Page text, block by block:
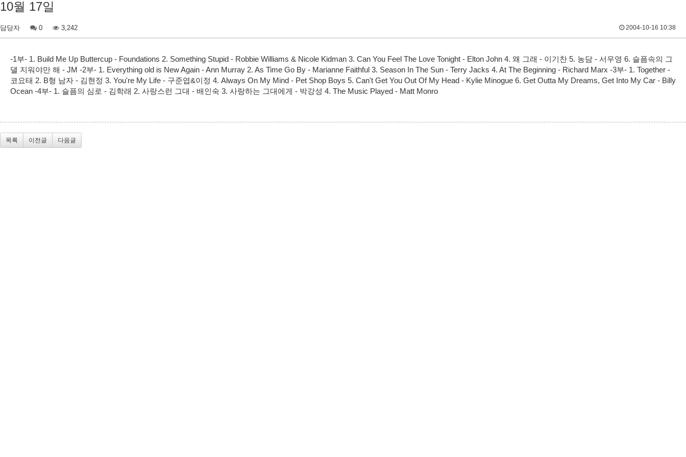
10월 17일
담당자 0 3,242 2004-10-16 10:38
-1부- 1. Build Me Up Buttercup - Foundations 2. Something Stupid - Robbie Williams & Nicole Kidman 3. Can You Feel The Love Tonight - Elton John 4. 왜 그래 - 이기찬 5. 농담 - 서우영 6. 슬픔속의 그
댈 지워야만 해 - JM -2부- 1. Everything old is New Again - Ann Murray 2. As Time Go By - Marianne Faithful 3. Season In The Sun - Terry Jacks 4. At The Beginning - Richard Marx -3부- 1. Together -
코요태 2. B형 남자 - 김현정 3. You're My Life - 구준엽&이정 4. Always On My Mind - Pet Shop Boys 5. Can't Get You Out Of My Head - Kylie Minogue 6. Get Outta My Dreams, Get Into My Car - Billy
Ocean -4부- 1. 슬픔의 심로 - 김학래 2. 사랑스런 그대 - 배인숙 3. 사랑하는 그대에게 - 박강성 4. The Music Played - Matt Monro
목록 이전글 다음글